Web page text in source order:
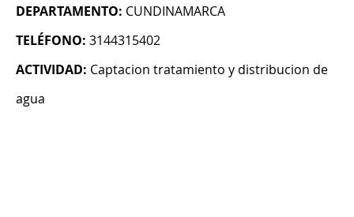
DEPARTAMENTO: CUNDINAMARCA
TELÉFONO: 3144315402
ACTIVIDAD: Captacion tratamiento y distribucion de
agua